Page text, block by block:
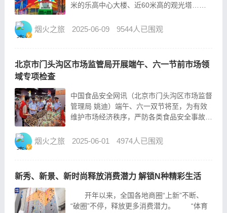
米的乐高中心大楼、近60米高的观光塔……
球旗舰级乐高乐园，解锁建设密码。 进入乐
烟火之旅 2025-06-09 9544人已围观
北京市门头沟区市场监管局开展端午、六一节前市场领
域专项检查
中国食品安全网讯（北京市门头沟区市场监督
管理局 姚迪）端午、六一双节将至，为有效
维护市场经济秩序，严防各类食品安全事故发
开展节前市场秩序专项检查，全力保障市场秩
烟火之旅 2025-06-01 4974人已围观
新秀、新景、新时尚释放消费潜力 解锁N种精彩生活
开年以来，全国各地商圈“上新”不断、
“破圈”不停，释放更多消费潜力。 “体育